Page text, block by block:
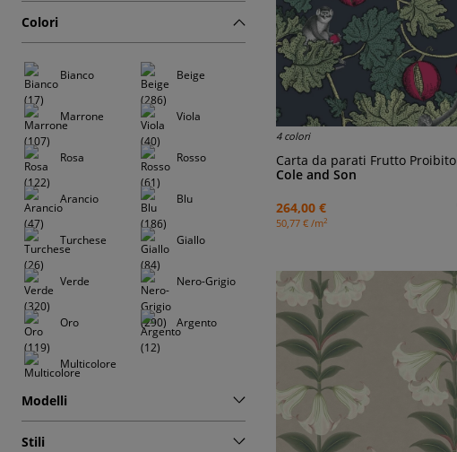
Colori
Bianco Beige
Marrone Viola
Rosa Rosso
Arancio Blu
Turchese Giallo
Verde Nero-Grigio
Oro Argento
Multicolore
Modelli
Stili
4 colori
Carta da parati Frutto Proibito
Cole and Son
264,00 €
50,77 € /m2